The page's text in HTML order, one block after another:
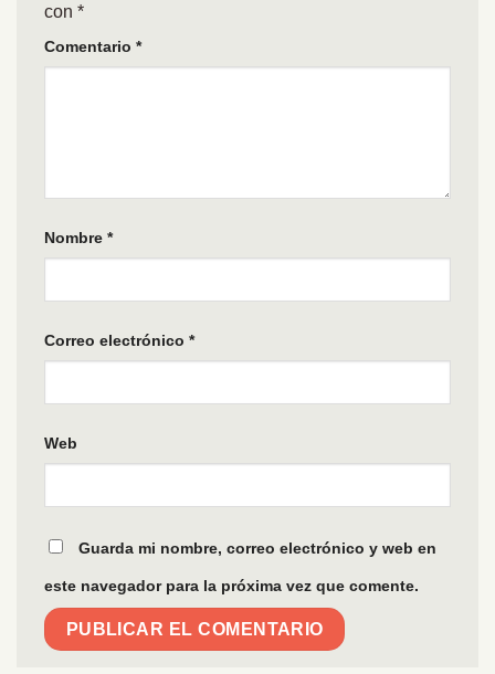
con *
Comentario *
Nombre *
Correo electrónico *
Web
Guarda mi nombre, correo electrónico y web en
este navegador para la próxima vez que comente.